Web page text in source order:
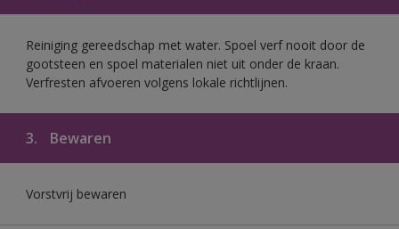
Reiniging gereedschap met water. Spoel verf nooit door de
gootsteen en spoel materialen niet uit onder de kraan.
Verfresten afvoeren volgens lokale richtlijnen.
3. Bewaren
Vorstvrij bewaren